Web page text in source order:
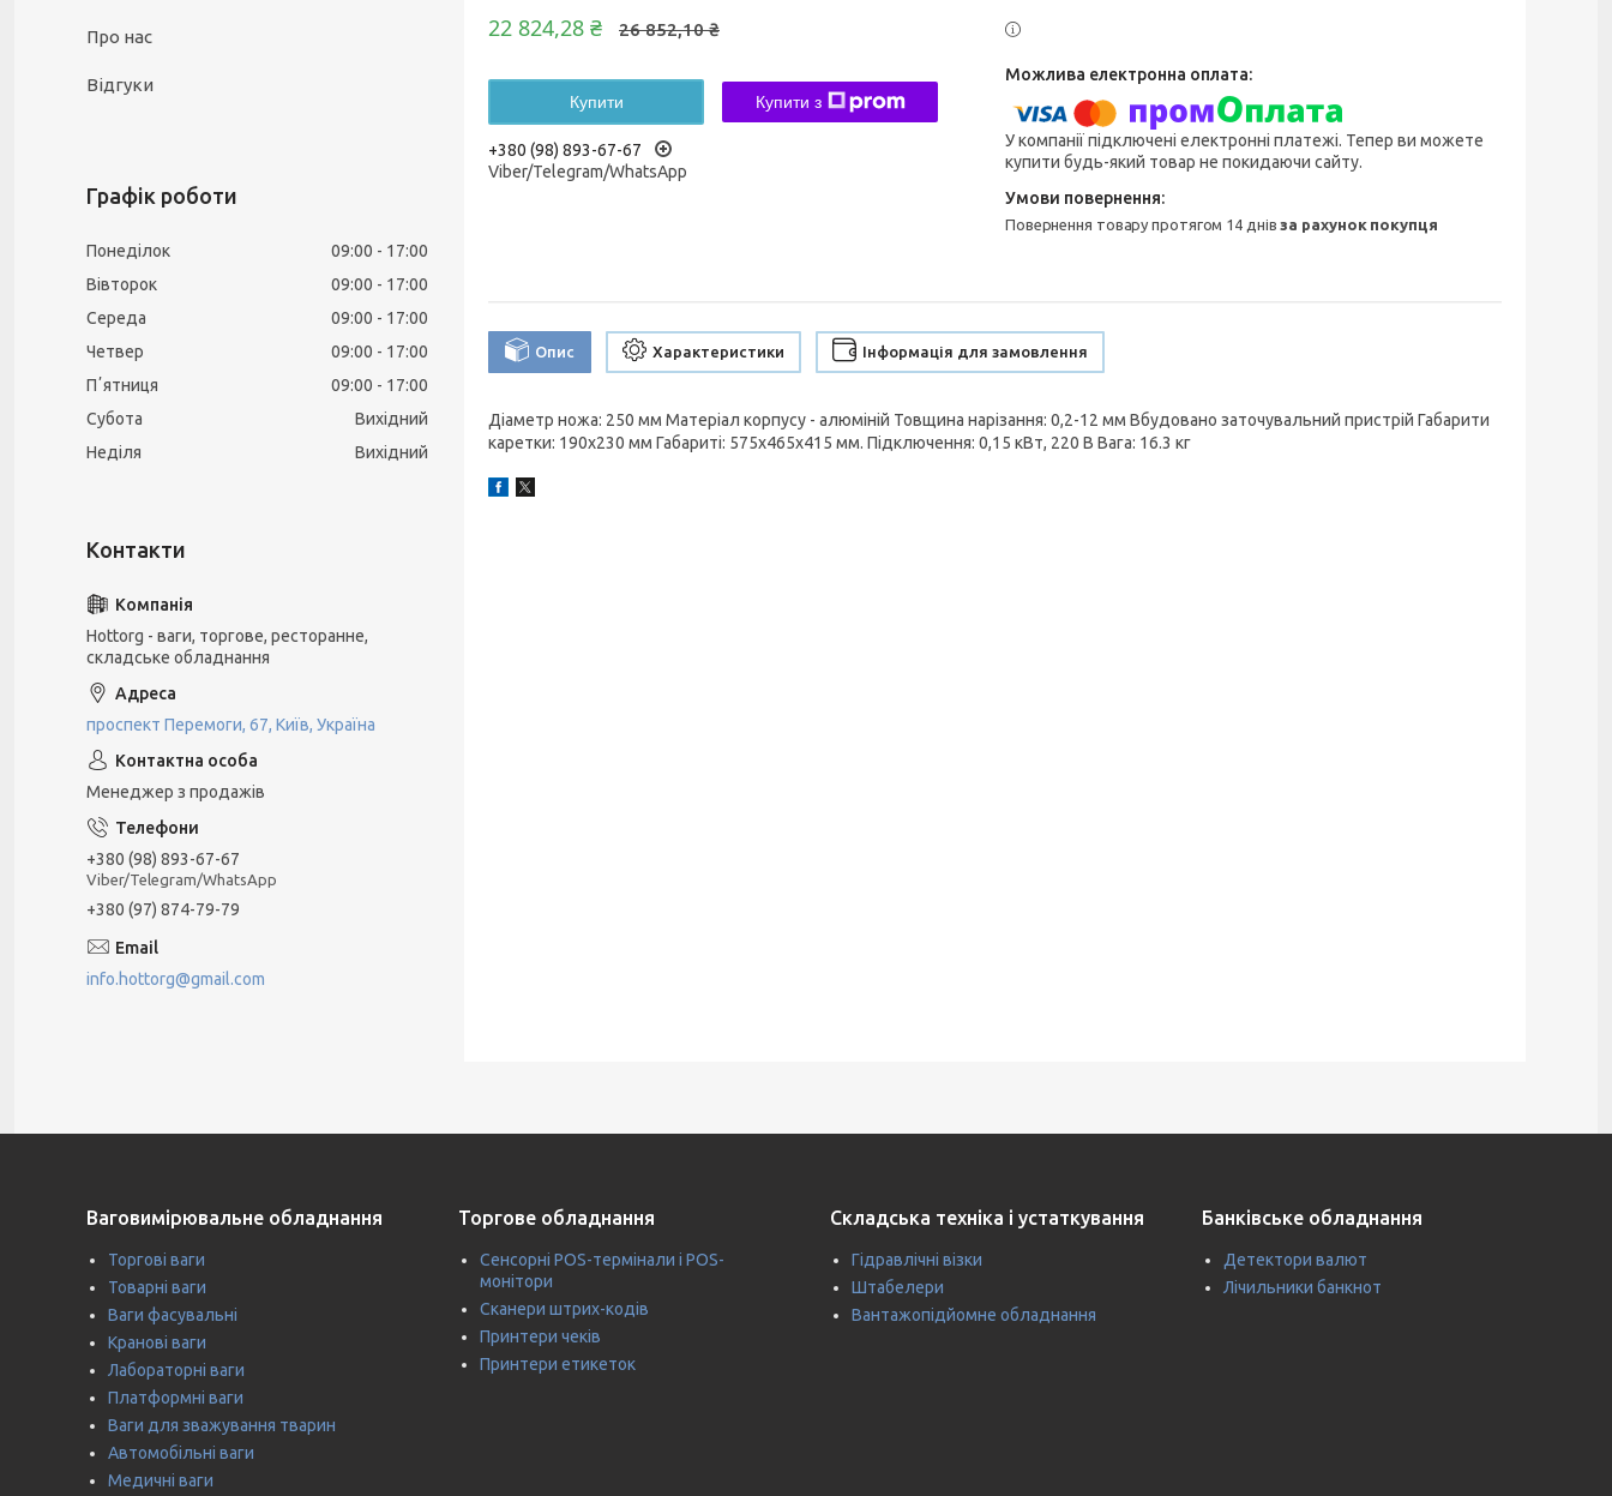
26 852,10 ₴
22 824,28 ₴
Купити Купити з
+380 (98) 893-67-67
Viber/Telegram/WhatsApp
У компанії підключені електронні платежі. Тепер ви можете
купити будь-який товар не покидаючи сайту.
повернення товару протягом 14 днівза рахунок покупця
Опис Характеристики Інформація для замовлення
Діаметр ножа: 250 мм Матеріал корпусу - алюміній Товщина нарізання: 0,2-12 мм Вбудовано заточувальний пристрій Габарити
каретки: 190х230 мм Габариті: 575x465x415 мм. Підключення: 0,15 кВт, 220 В Вага: 16.3 кг
Про нас
Відгуки
Графік роботи
Понеділок 09:00
17:00
Вівторок
09:00
17:00
Середа
09:00
17:00
Четвер
09:00
17:00
Пʼятниця
09:00
17:00
Субота
Вихідний
Неділя
Вихідний
Hottorg - ваги, торгове, ресторанне,
складське обладнання
проспект Перемоги, 67, Київ, Україна
Менеджер з продажів
+380 (98) 893-67-67
Viber/Telegram/WhatsApp
+380 (97) 874-79-79
info.hottorg@gmail.com
Ваговимірювальне обладнання
Торгові ваги
Товарні ваги
Ваги фасувальні
Кранові ваги
Лабораторні ваги
Платформні ваги
Ваги для зважування тварин
Автомобільні ваги
Медичні ваги
Торгове обладнання
Сенсорні POS-термінали і POS-
монітори
Сканери штрих-кодів
Принтери чеків
Принтери етикеток
Складська техніка і устаткування
Гідравлічні візки
Штабелери
Вантажопідйомне обладнання
Банківське обладнання
Детектори валют
Лічильники банкнот